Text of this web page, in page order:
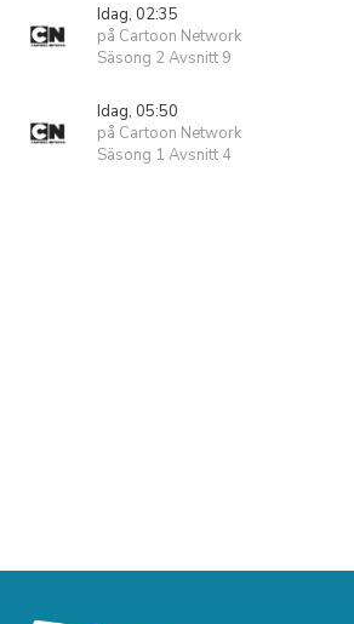
Idag, 02:35
på Cartoon Network
Säsong 2 Avsnitt 9
Idag, 05:50
på Cartoon Network
Säsong 1 Avsnitt 4